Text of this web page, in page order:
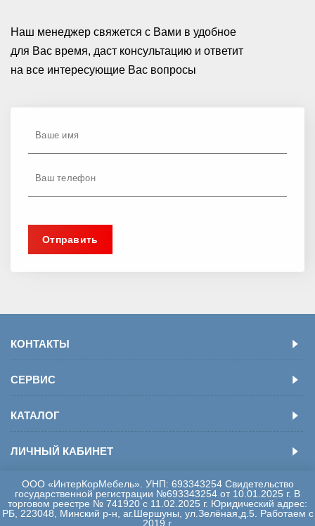
Наш менеджер свяжется с Вами в удобное
для Вас время, даст консультацию и ответит
на все интересующие Вас вопросы
КОНТАКТЫ
СЕРВИС
КАТАЛОГ
ЛИЧНЫЙ КАБИНЕТ
ООО «ИнтерКорМебель». УНП: 693343254 Свидетельство
государственной регистрации №693343254 от 10.01.2025 г. В
торговом реестре № 741920 с 11.02.2025 г. Юридический адрес:
РБ, 223048, Минский р-н, аг.Шершуны, ул.Зелёная,д.5. Работаем с
2019 г.